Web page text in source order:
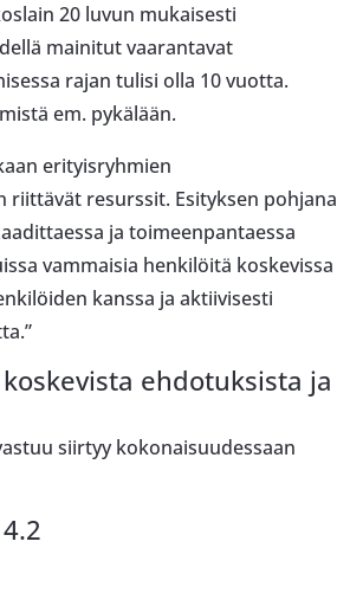
20 luvun mukaisesti
mainitut vaarantavat
rajan tulisi olla 10 vuotta.
em. pykälään.
erityisryhmien
resurssit. Esityksen pohjana
ja toimeenpantaessa
vammaisia henkilöitä koskevissa
kanssa ja aktiivisesti
ehdotuksista ja
siirtyy kokonaisuudessaan